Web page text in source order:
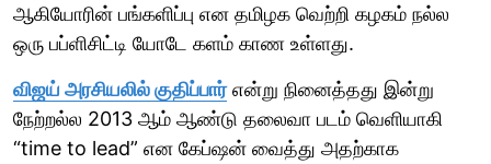
ஆகியோரின் பங்களிப்பு என தமிழக வெற்றி கழகம் நல்ல
ஒரு பப்ளிசிட்டி யோடே களம் காண உள்ளது.
விஜய் அரசியலில் குதிப்பார்என்று நினைத்தது இன்று
நேற்றல்ல 2013 ஆம் ஆண்டு தலைவா படம் வெளியாகி
“time to lead” என கேப்ஷன் வைத்து அதற்காக